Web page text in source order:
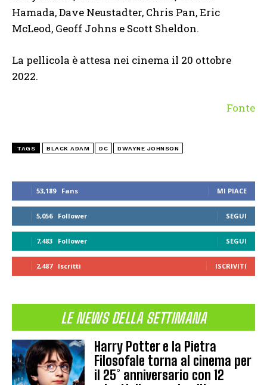
53,189 Fans MI PIACE
5,056 Follower SEGUI
7,483 Follower SEGUI
2,487 Iscritti ISCRIVITI
LE NEWS DELLA SETTIMANA
Harry Potter e la Pietra
Filosofale torna al cinema per
il 25° anniversario con 12
Hamada, Dave Neustadter, Chris Pan, Eric
McLeod, Geoff Johns e Scott Sheldon.
La pellicola è attesa nei cinema il 20 ottobre
2022.
Fonte
TAGS BLACK ADAM DC DWAYNE JOHNSON